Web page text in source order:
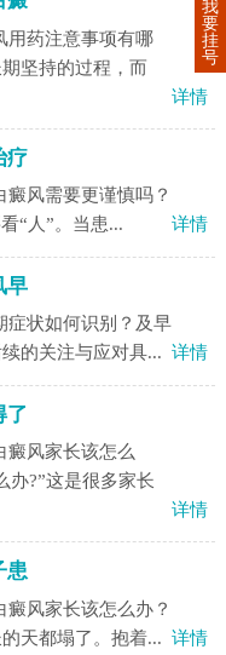
用药注意事项有哪
坚持的过程，而
详情
疗
风需要更谨慎吗？
“人”。当患...
详情
早
症状如何识别？及早
的关注与应对具... 详情
了
癜风家长该怎么
办?”这是很多家长
详情
患
风家长该怎么办？
天都塌了。抱着... 详情
我
要
挂
号